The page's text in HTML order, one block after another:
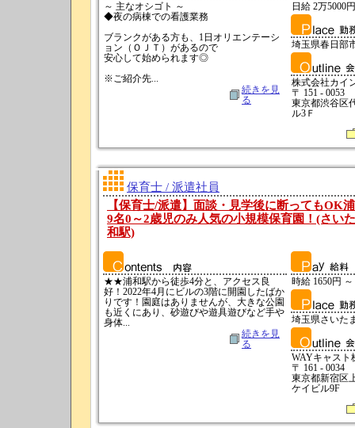
～ 主なオシゴト ～
◆夜の病棟での看護業務
ブランクがある方も、1日オリエンテーシ
ョン（ＯＪＴ）があるので
安心して始められます◎
※ご紹介先...
続きを見
る
日給 2万5000
埼玉県春日部
株式会社カイ
〒 151 - 0053
東京都渋谷区
ル3Ｆ
保育士 / 派遣社員
【保育士/派遣】面談・見学後に断ってもOK
9名0～2歳児のみ人気の小規模保育園！(さい
和駅)
★★浦和駅から徒歩4分と、アクセス良
好！2022年4月にビルの3階に開園したばか
りです！園庭はありませんが、大きな公園
も近くにあり、砂遊びや遊具遊びなど手や
身体...
続きを見
る
時給 1650円 ～
埼玉県さいた
WAYキャスト
〒 161 - 0034
東京都新宿区
ケイビル9F